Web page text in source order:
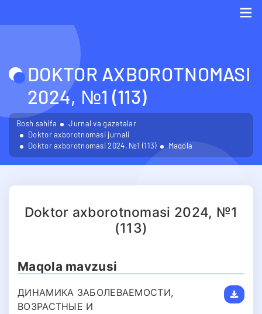
DOKTOR AXBOROTNOMASI
2024, №1 (113)
Bosh sahifa
Jurnal va gazetalar
Doktor axborotnomasi jurnali
Doktor axborotnomasi 2024, №1 (113)
Maqola
Doktor axborotnomasi 2024, №1
(113)
Maqola mavzusi
ДИНАМИКА ЗАБОЛЕВАЕМОСТИ,
ВОЗРАСТНЫЕ И